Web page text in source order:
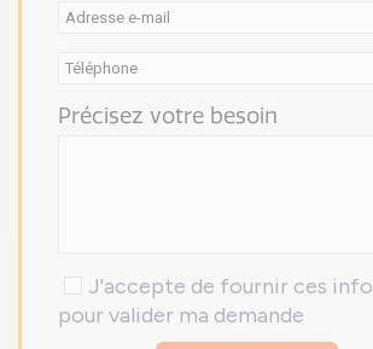
Précisez votre besoin
J'accepte de fournir ces
pour valider ma demande